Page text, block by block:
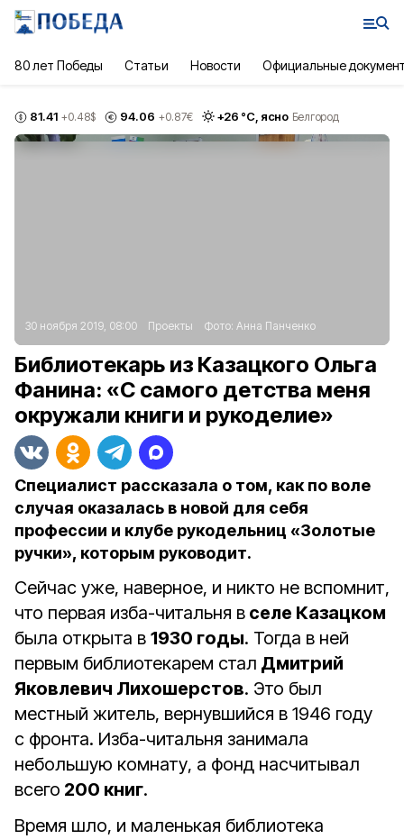
80 лет Победы Статьи Новости Официальные
81.41 +0.48$ 94.06 +0.87€ +26 °С, ясно Белгород
30 ноября 2019, 08:00 Проекты Фото: Анна Панченко
Библиотекарь из Казацкого Ольга
Фанина: «С самого детства меня
окружали книги и рукоделие»
Специалист рассказала о том, как по воле
случая оказалась в новой для себя
профессии и клубе рукодельниц «Золотые
ручки», которым руководит.
Сейчас уже, наверное, и никто не вспомнит,
что первая изба-читальня в селе Казацком
была открыта в 1930 годы. Тогда в ней
первым библиотекарем стал Дмитрий
Яковлевич Лихошерстов. Это был
местный житель, вернувшийся в 1946 году
с фронта. Изба-читальня занимала
небольшую комнату, а фонд насчитывал
всего 200 книг.
Время шло, и маленькая библиотека